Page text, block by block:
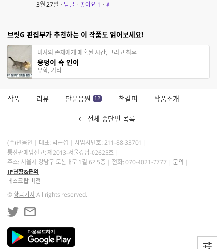
3월 27일 · 답글 · 좋아요 1 · #
브릿G 편집부가 추천하는 이 작품도 읽어보세요!
미지의 존재에게 매혹된 시간, 그리고 최후
웅덩이 속 인어
유혁, 기타
작품 리뷰 단문응원 12 책갈피 작품소개
← 전체 중단편 목록
(주)민음인 대표: 박근섭 사업자번호: 211-88-33701
통신판매업신고: 제2013-서울강남-02625호
주소: 서울시 강남구 도산대로 1길 62 5층
전화: 070-4021-7777
문의
IP현황&문의
데스크탑 버전
©황금가지 All rights reserved.